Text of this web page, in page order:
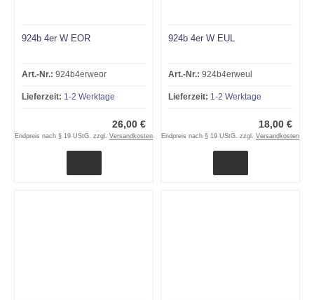
924b 4er W EOR
Art.-Nr.: 924b4erweor
Lieferzeit: 1-2 Werktage
26,00 €
Endpreis nach § 19 UStG. zzgl. Versandkosten
924b 4er W EUL
Art.-Nr.: 924b4erweul
Lieferzeit: 1-2 Werktage
18,00 €
Endpreis nach § 19 UStG. zzgl. Versandkosten